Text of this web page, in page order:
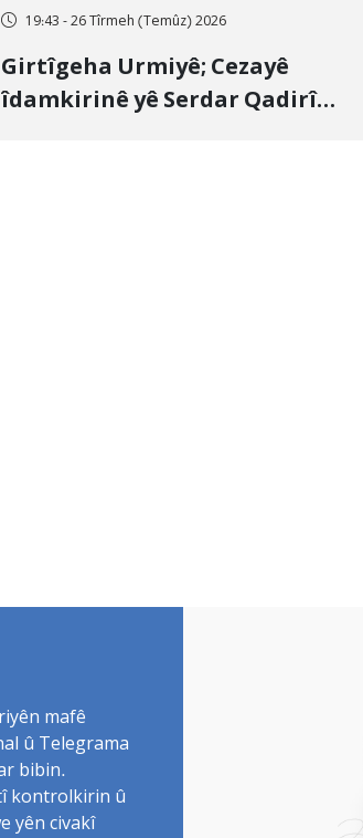
19:43 - 26 Tîrmeh (Temûz) 2026
Girtîgeha Urmiyê; Cezayê
îdamkirinê yê Serdar Qadirî
mafê
û Telegrama
bibin.
kontrolkirin û
yên civakî